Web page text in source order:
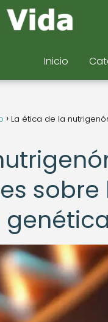
Inicio
La ética de la